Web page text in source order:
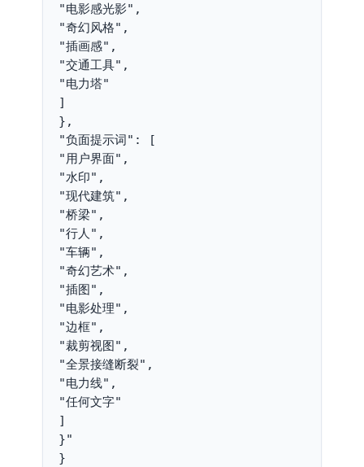
"电影感光影",
"奇幻风格",
"插画感",
"交通工具",
"电力塔"
]
},
"负面提示词": [
"用户界面",
"水印",
"现代建筑",
"桥梁",
"行人",
"车辆",
"奇幻艺术",
"插图",
"电影处理",
"边框",
"裁剪视图",
"全景接缝断裂",
"电力线",
"任何文字"
]
}"
}